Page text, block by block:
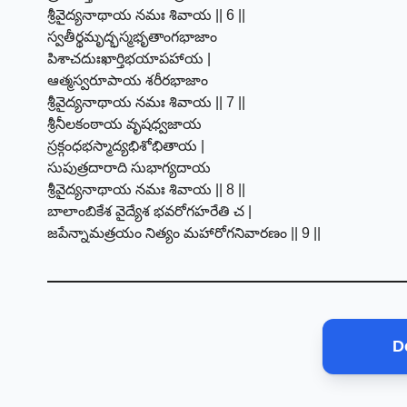
శ్రీవైద్యనాథాయ నమః శివాయ || 6 ||
స్వతీర్థమృద్భస్మభృతాంగభాజాం
పిశాచదుఃఖార్తిభయాపహాయ |
ఆత్మస్వరూపాయ శరీరభాజాం
శ్రీవైద్యనాథాయ నమః శివాయ || 7 ||
శ్రీనీలకంఠాయ వృషధ్వజాయ
స్రక్గంధభస్మాద్యభిశోభితాయ |
సుపుత్రదారాది సుభాగ్యదాయ
శ్రీవైద్యనాథాయ నమః శివాయ || 8 ||
బాలాంబికేశ వైద్యేశ భవరోగహరేతి చ |
జపేన్నామత్రయం నిత్యం మహారోగనివారణం || 9 ||